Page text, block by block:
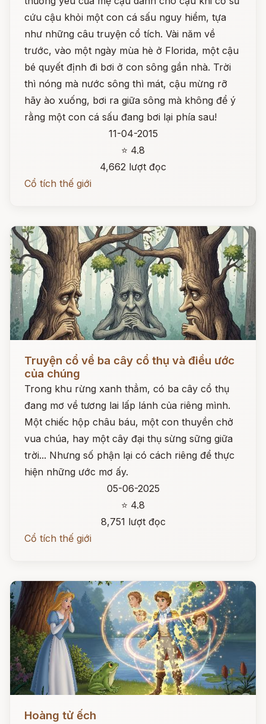
cứu cậu khỏi một con cá sấu nguy hiểm, tựa
như những câu truyện cổ tích. Vài năm về
trước, vào một ngày mùa hè ở Florida, một cậu
bé quyết định đi bơi ở con sông gần nhà. Trời
thì nóng mà nước sông thì mát, cậu mừng rỡ
hãy ào xuống, bơi ra giữa sông mà không để ý
rằng một con cá sấu đang bơi lại phía sau!
11-04-2015
⭐ 4.8
4,662 lượt đọc
Cổ tích thế giới
Truyện cổ về ba cây cổ thụ và điều ước
của chúng
Trong khu rừng xanh thẳm, có ba cây cổ thụ
đang mơ về tương lai lấp lánh của riêng mình.
Một chiếc hộp châu báu, một con thuyền chở
vua chúa, hay một cây đại thụ sừng sững giữa
trời... Nhưng số phận lại có cách riêng để thực
hiện những ước mơ ấy.
05-06-2025
⭐ 4.8
8,751 lượt đọc
Cổ tích thế giới
Hoàng tử ếch